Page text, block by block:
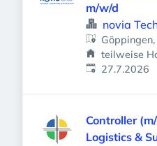
m/w/d
novia
teilweise
Veröffentlicht:
27.7.2026
Controller
Logistics &